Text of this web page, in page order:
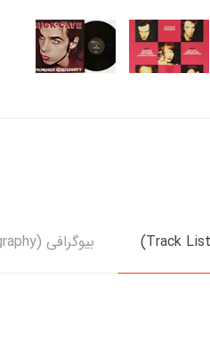
بیوگرافی (Biography)